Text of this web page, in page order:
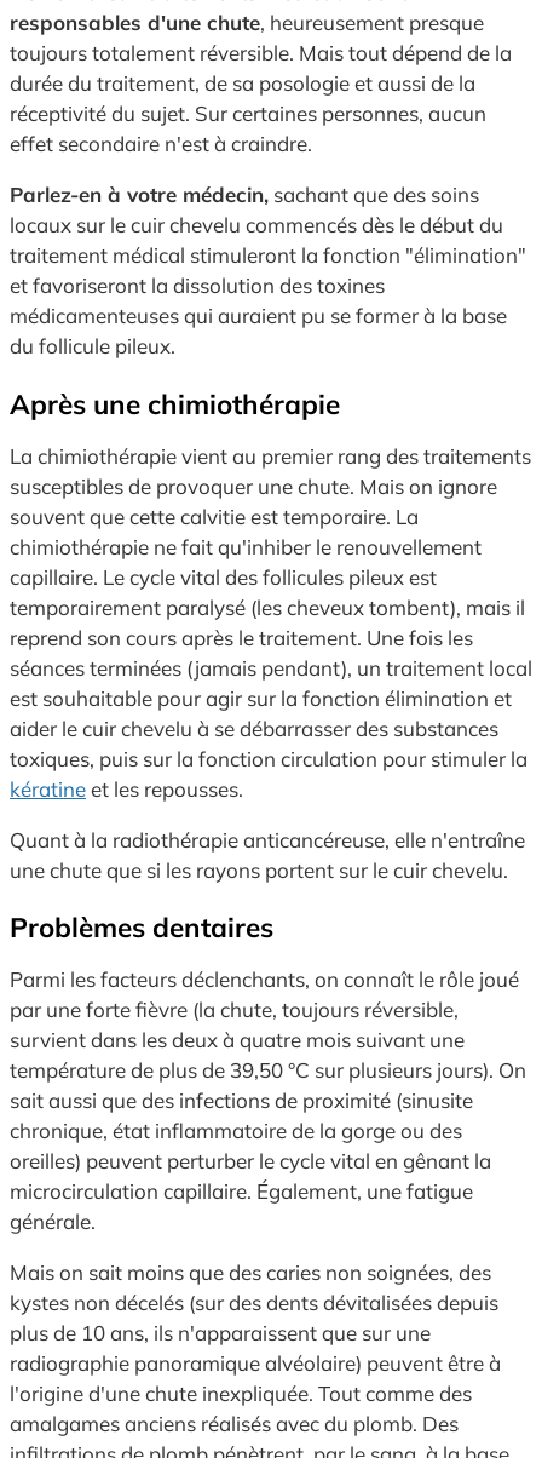
responsables d'une chute, heureusement presque
toujours totalement réversible. Mais tout dépend de la
durée du traitement, de sa posologie et aussi de la
réceptivité du sujet. Sur certaines personnes, aucun
effet secondaire n'est à craindre.
Parlez-en à votre médecin, sachant que des soins
locaux sur le cuir chevelu commencés dès le début du
traitement médical stimuleront la fonction "élimination"
et favoriseront la dissolution des toxines
médicamenteuses qui auraient pu se former à la base
du follicule pileux.
Après une chimiothérapie
La chimiothérapie vient au premier rang des traitements
susceptibles de provoquer une chute. Mais on ignore
souvent que cette calvitie est temporaire. La
chimiothérapie ne fait qu'inhiber le renouvellement
capillaire. Le cycle vital des follicules pileux est
temporairement paralysé (les cheveux tombent), mais il
reprend son cours après le traitement. Une fois les
séances terminées (jamais pendant), un traitement local
est souhaitable pour agir sur la fonction élimination et
aider le cuir chevelu à se débarrasser des substances
toxiques, puis sur la fonction circulation pour stimuler la
kératineet les repousses.
Quant à la radiothérapie anticancéreuse, elle n'entraîne
une chute que si les rayons portent sur le cuir chevelu.
Problèmes dentaires
Parmi les facteurs déclenchants, on connaît le rôle joué
par une forte fièvre (la chute, toujours réversible,
survient dans les deux à quatre mois suivant une
température de plus de 39,50 °C sur plusieurs jours). On
sait aussi que des infections de proximité (sinusite
chronique, état inflammatoire de la gorge ou des
oreilles) peuvent perturber le cycle vital en gênant la
microcirculation capillaire. Également, une fatigue
générale.
Mais on sait moins que des caries non soignées, des
kystes non décelés (sur des dents dévitalisées depuis
plus de 10 ans, ils n'apparaissent que sur une
radiographie panoramique alvéolaire) peuvent être à
l'origine d'une chute inexpliquée. Tout comme des
amalgames anciens réalisés avec du plomb. Des